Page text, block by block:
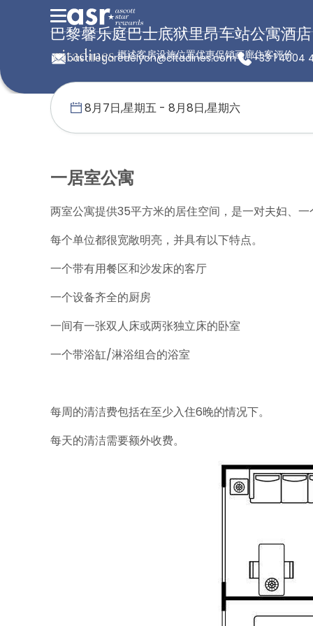
概述客房设施位置优惠促销画廊住客评价
巴黎馨乐庭巴士底狱里昂车站公寓酒店
bastillegaredelyon@citadines.com +33 1 4004
首页 馨乐庭服务公寓 法国 巴黎馨乐庭巴士底狱里昂车站公寓酒
一居室公寓
两室公寓提供35平方米的居住空间，是一对夫妇、
每个单位都很宽敞明亮，并具有以下特点。
一个带有用餐区和沙发床的客厅
一个设备齐全的厨房
一间有一张双人床或两张独立床的卧室
一个带浴缸/淋浴组合的浴室
每周的清洁费包括在至少入住6晚的情况下。
每天的清洁需要额外收费。